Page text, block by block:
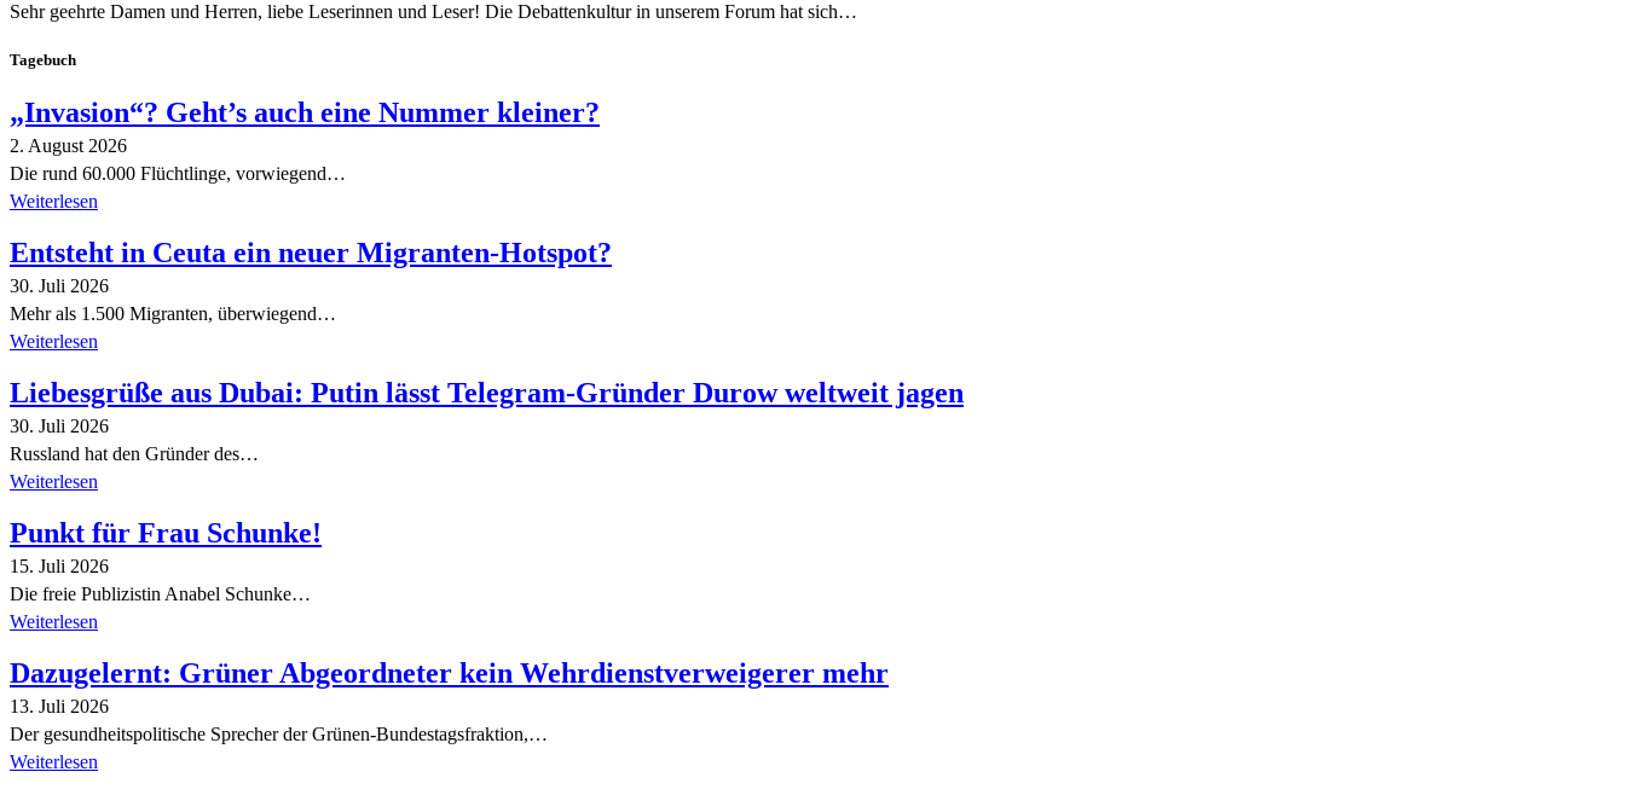
Sehr geehrte Damen und Herren, liebe Leserinnen und Leser! Die Debattenkultur in unserem Forum hat sich…
Tagebuch
„Invasion“? Geht’s auch eine Nummer kleiner?
2. August 2026
Die rund 60.000 Flüchtlinge, vorwiegend…
Weiterlesen
Entsteht in Ceuta ein neuer Migranten-Hotspot?
30. Juli 2026
Mehr als 1.500 Migranten, überwiegend…
Weiterlesen
Liebesgrüße aus Dubai: Putin lässt Telegram-Gründer Durow weltweit jagen
30. Juli 2026
Russland hat den Gründer des…
Weiterlesen
Punkt für Frau Schunke!
15. Juli 2026
Die freie Publizistin Anabel Schunke…
Weiterlesen
Dazugelernt: Grüner Abgeordneter kein Wehrdienstverweigerer mehr
13. Juli 2026
Der gesundheitspolitische Sprecher der Grünen-Bundestagsfraktion,…
Weiterlesen